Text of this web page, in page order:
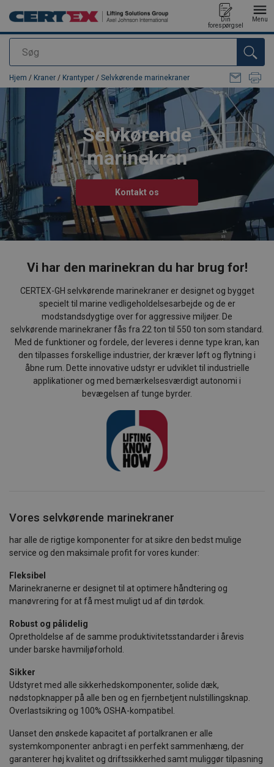
Søg
Din
forespørgsel
Menu
Produktet blev tilføjet til din forespørgsel
Hjem / Kraner / Krantyper / Selvkørende marinekraner
Selvkørende
marinekran
Kontakt os
Vi har den marinekran du har brug for!
CERTEX-GH selvkørende marinekraner er designet og bygget
specielt til marine vedligeholdelsesarbejde og de er
modstandsdygtige over for aggressive miljøer. De
selvkørende marinekraner fås fra 22 ton til 550 ton som standard.
Med de funktioner og fordele, der leveres i denne type kran, kan
den tilpasses forskellige industrier, der kræver løft og flytning i
åbne rum. Dette innovative udstyr er udviklet til industrielle
applikationer og med bemærkelsesværdigt autonomi i
bevægelsen af tunge byrder.
Vores selvkørende marinekraner
har alle de rigtige komponenter for at sikre den bedst mulige
service og den maksimale profit for vores kunder:
Fleksibel
Marinekranerne er designet til at optimere håndtering og
manøvrering for at få mest muligt ud af din tørdok.
Robust og pålidelig
Opretholdelse af de samme produktivitetsstandarder i årevis
under barske havmiljøforhold.
Sikker
Udstyret med alle sikkerhedskomponenter, solide dæk,
nødstopknapper på alle ben og en fjernbetjent nulstillingsknap.
Overlastsikring og 100% OSHA-kompatibel.
Uanset den ønskede kapacitet af portalkranen er alle
systemkomponenter anbragt i en perfekt sammenhæng, der
garanterer høj kvalitet og driftssikkerhed samt muliggør tilpasning